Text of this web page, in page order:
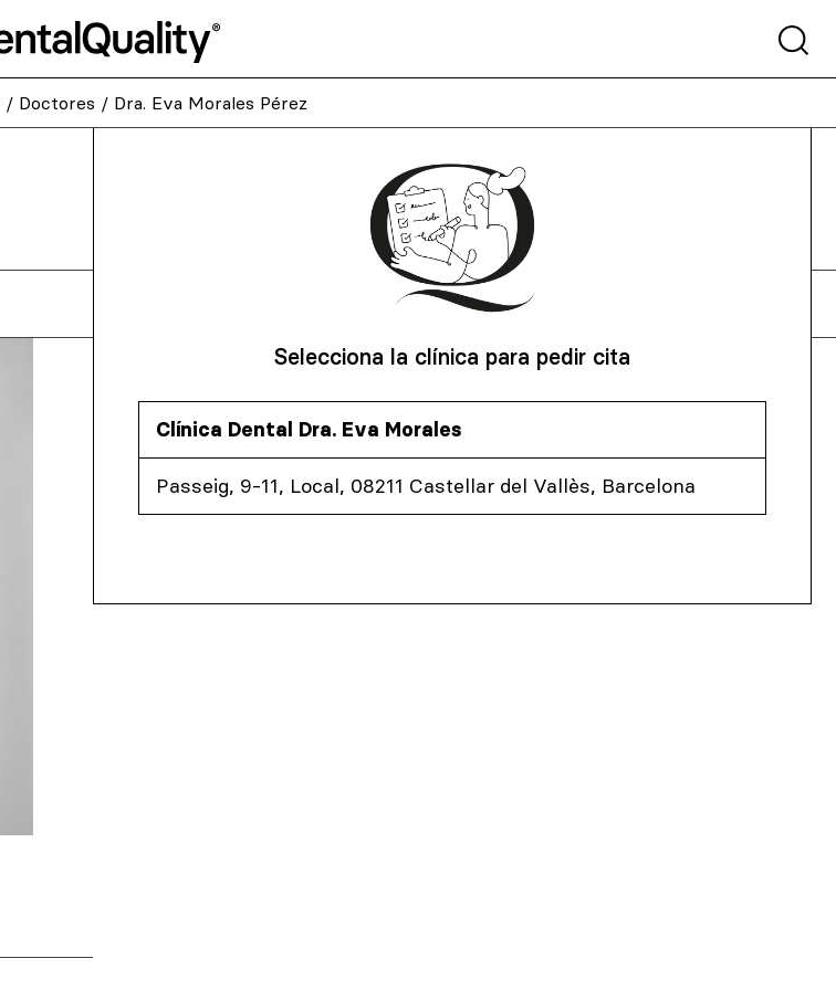
/ Doctores / Dra. Eva Morales Pérez
Selecciona la clínica para pedir cita
Clínica Dental Dra. Eva Morales
Passeig, 9-11, Local, 08211 Castellar del Vallès, Barcelona